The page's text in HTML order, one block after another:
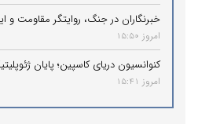
خبرنگاران در جنگ، روایتگر مقاومت و
امروز 15:50
کنوانسیون دریای کاسپین؛ پایان
امروز 15:41